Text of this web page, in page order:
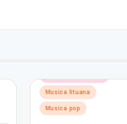
in
Musica lituana
Musica pop